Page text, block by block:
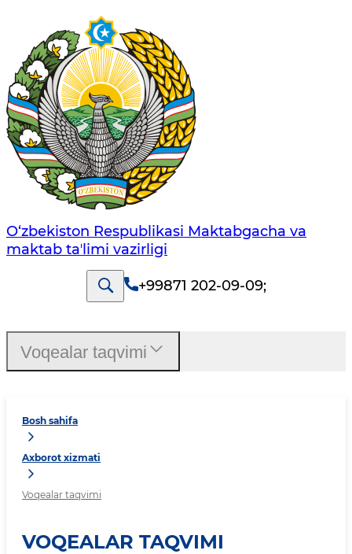
O‘zbekiston Respublikasi Maktabgacha va
maktab taʼlimi vazirligi
+99871 202-09-09;
Bosh sahifa
Axborot xizmati
Voqealar taqvimi
VOQEALAR TAQVIMI
Voqealar taqvimi